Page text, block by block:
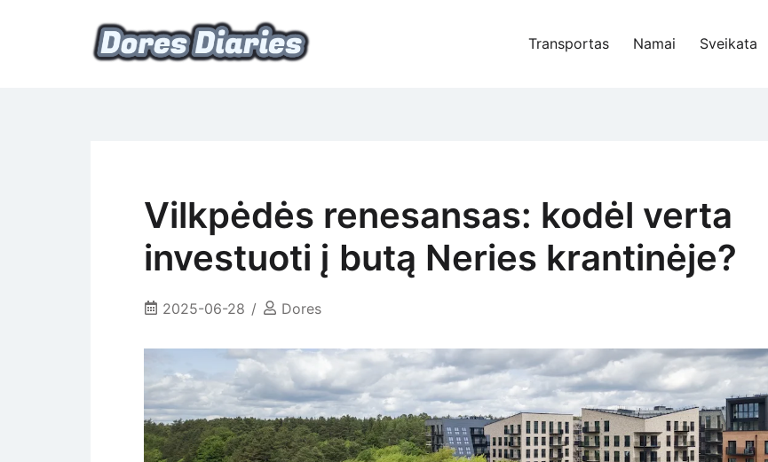
Transportas Namai Sveikata
Vilkpėdės renesansas: kodėl verta
investuoti į butą Neries krantinėje?
2025-06-28 Dores